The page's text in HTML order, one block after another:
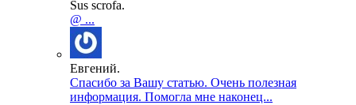
Sus scrofa.
@ ...
Евгений.
Спасибо за Вашу статью. Очень полезная
информация. Помогла мне наконец...